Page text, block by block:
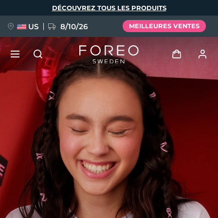
DÉCOUVREZ TOUS LES PRODUITS
US 8/10/26 MEILLEURES VENTES
Se connecter
Profil de l'utilisateur
Mes appareils
Mes commandes
Mes adresses
Mes abonnements
NOUVEAU
FAQ™ Pure Beauty-Tech Elixir
BREAKING NEWS
issa™ Teeth Whitening Set
Langue
English Deutsch
Español
Français
Italiano
Português
Polski
Svenska
Русский
Türkçe
简体中文 繁體中文